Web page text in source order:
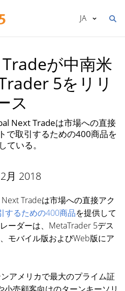
JA
が中南米
5をリリ
ス
Next Tradeは市場への直接
で取引するための400商品を
ている。
月 2018
Tradeは市場への直接アク
するための400商品を提供して
ーダーは、MetaTrader 5デス
モバイル版およびWeb版にア
アメリカで最大のプライム証